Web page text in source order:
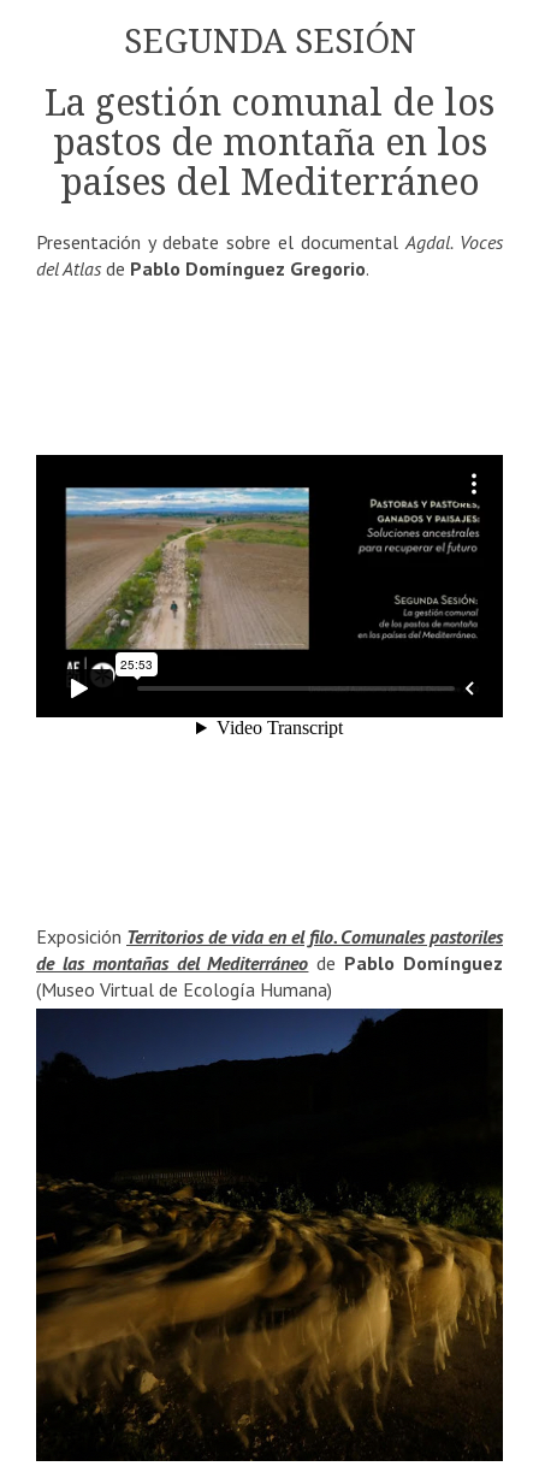
SEGUNDA SESIÓN
La gestión comunal de los
pastos de montaña en los
países del Mediterráneo
Presentación y debate sobre el documental Agdal. Voces
del Atlas de Pablo Domínguez Gregorio.
Exposición Territorios de vida en el filo. Comunales pastoriles
de las montañas del Mediterráneo de Pablo Domínguez
(Museo Virtual de Ecología Humana)